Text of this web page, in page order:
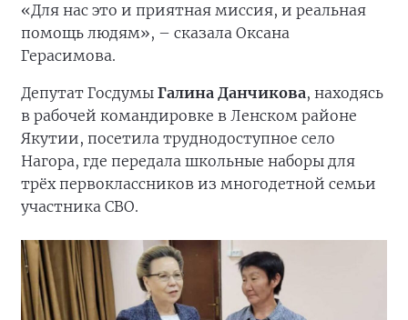
«Для нас это и приятная миссия, и реальная
помощь людям», – сказала Оксана
Герасимова.
Депутат Госдумы Галина Данчикова, находясь
в рабочей командировке в Ленском районе
Якутии, посетила труднодоступное село
Нагора, где передала школьные наборы для
трёх первоклассников из многодетной семьи
участника СВО.